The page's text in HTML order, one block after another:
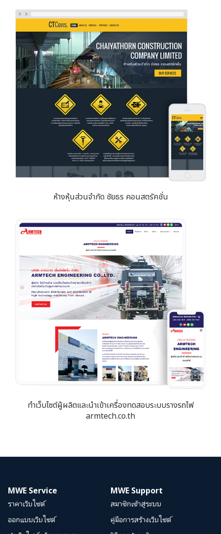
ห้างหุ้นส่วนจำกัด ชัยธร คอนสตรัคชั่น
ทำเว็บไซต์ผู้ผลิตและนำเข้าเครื่องทดสอบระบบรางรถไฟ
armtech.co.th
MWE Service
ราคาเว็บไซต์
ออกแบบเว็บไซต์
MWE Support
สมาชิกเข้าสู่ระบบ
คู่มือการสร้างเว็บไซต์